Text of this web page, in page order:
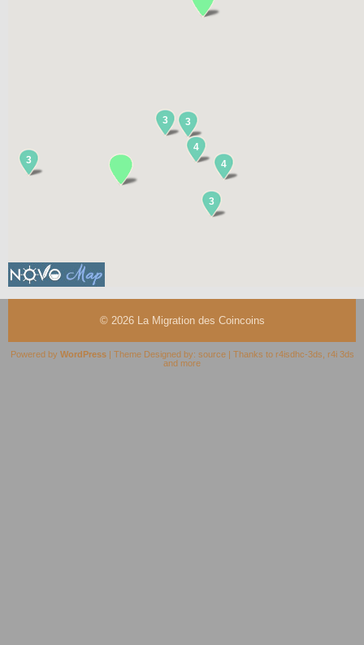
3
3
3
4
4
3
© 2026 La Migration des Coincoins
Powered by WordPress| Theme Designed by: source| Thanks to r4isdhc-3ds r4i 3ds
and more